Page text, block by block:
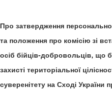
Про затвердження
та положення про комісію зі
осіб бійців-добровольців, що
захисті територіальної
суверенітету на Сході України